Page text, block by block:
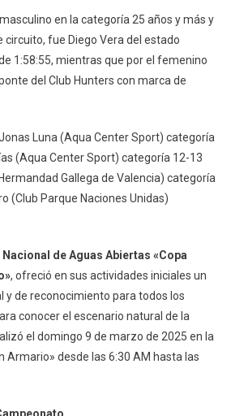
en la categoría 25 años y más y
fue Diego Vera del estado
1:58:55, mientras que por el femenino
del Club Hunters con marca de
Luna (Aqua Center Sport) categoría
(Aqua Center Sport) categoría 12-13
Gallega de Valencia) categoría
(Club Parque Naciones Unidas)
de Aguas Abiertas «Copa
, ofreció en sus actividades iniciales un
y de reconocimiento para todos los
conocer el escenario natural de la
el domingo 9 de marzo de 2025 en la
Armario» desde las 6:30 AM hasta las